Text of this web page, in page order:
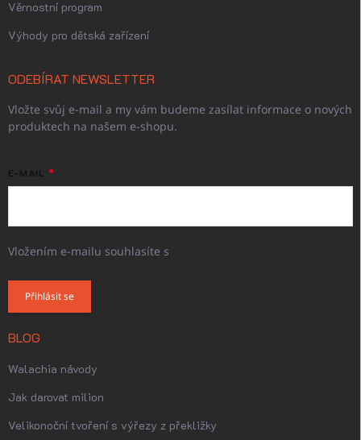
Věrnostní program
Výhody pro dětská zařízení
ODEBÍRAT NEWSLETTER
Vložte svůj e-mail a my vám budeme zasílat informace o nových
produktech na našem e-shopu.
E-MAIL
Vložením e-mailu souhlasíte s
Přihlásit se
BLOG
Walachia návody
Jak darovat milion
Velikonoční tvoření s výřezy z překližky